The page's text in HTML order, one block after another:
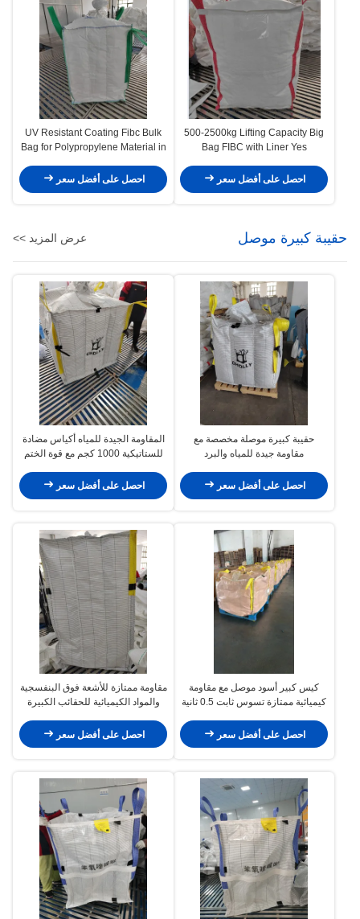
500-2500kg Lifting Capacity Big
Bag FIBC with Liner Yes
Capacity
احصل على أفضل سعر
UV Resistant Coating Fibc Bulk
Bag for Polypropylene Material in
احصل على أفضل سعر
حقيبة كبيرة موصل عرض المزيد >>
حقيبة كبيرة موصلة مخصصة مع
مقاومة جيدة للمياه والبرد
احصل على أفضل سعر
المقاومة الجيدة للمياه أكياس مضادة
للستاتيكية 1000 كجم مع قوة الختم
احصل على أفضل سعر
كيس كبير أسود موصل مع مقاومة
كيميائية ممتازة تسوس ثابت 0.5 ثانية
احصل على أفضل سعر
مقاومة ممتازة للأشعة فوق البنفسجية
والمواد الكيميائية للحقائب الكبيرة
احصل على أفضل سعر